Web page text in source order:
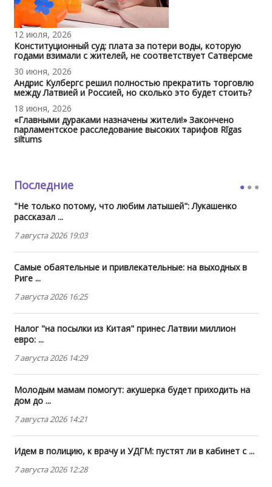
12 июля, 2026
Конституционный суд: плата за потери воды, которую
годами взимали с жителей, не соответствует Сатверсме
30 июня, 2026
Андрис Кулбергс решил полностью прекратить торговлю
между Латвией и Россией, но сколько это будет стоить?
18 июня, 2026
«Главными дураками назначены жители!» Закончено
парламентское расследование высоких тарифов Rīgas
siltums
Последние
"Не только потому, что любим латышей": Лукашенко
рассказал ...
7 августа 2026 19:03
Самые обаятельные и привлекательные: на выходных в
Риге ...
7 августа 2026 16:25
Налог "на посылки из Китая" принес Латвии миллион
евро: ...
7 августа 2026 14:29
Молодым мамам помогут: акушерка будет приходить на
дом до ...
7 августа 2026 14:21
Идем в полицию, к врачу и УДГМ: пустят ли в кабинет с ...
7 августа 2026 12:28